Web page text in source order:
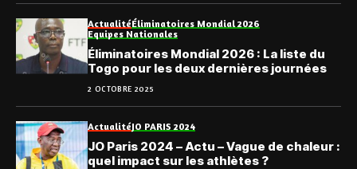
ActualitéÉliminatoires Mondial 2026
Equipes Nationales
Éliminatoires Mondial 2026 : La liste du
Togo pour les deux dernières journées
2 OCTOBRE 2025
ActualitéJO PARIS 2024
JO Paris 2024 – Actu – Vague de chaleur :
quel impact sur les athlètes ?